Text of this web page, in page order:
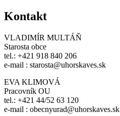
Kontakt
VLADIMÍR MULTÁŇ
Starosta obce
tel.: +421 918 840 206
e-mail : starosta@uhorskaves.sk
EVA KLIMOVÁ
Pracovník OU
tel.: +421 44/52 63 120
e-mail : obecnyurad@uhorskaves.sk